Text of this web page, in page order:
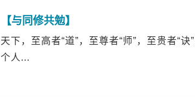
【与同修共勉】
天下，至高者“道”，至尊者“师”，至贵者“
个人...